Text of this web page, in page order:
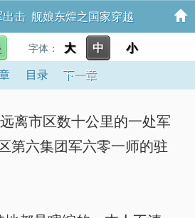
出击 舰娘东煌之国家穿越
字体： 大 中 小
目录 下一章
离市区数十公里的一处军
第六集团军六零一师的驻